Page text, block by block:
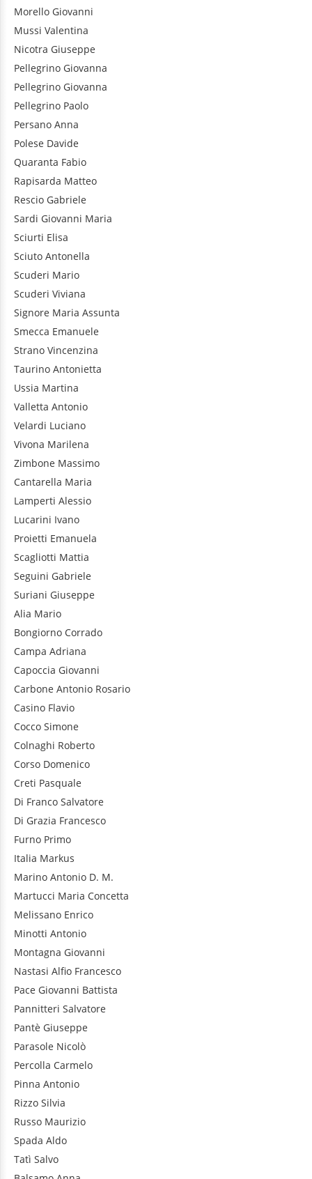
Morello Giovanni
Mussi Valentina
Nicotra Giuseppe
Pellegrino Giovanna
Pellegrino Giovanna
Pellegrino Paolo
Persano Anna
Polese Davide
Quaranta Fabio
Rapisarda Matteo
Rescio Gabriele
Sardi Giovanni Maria
Sciurti Elisa
Sciuto Antonella
Scuderi Mario
Scuderi Viviana
Signore Maria Assunta
Smecca Emanuele
Strano Vincenzina
Taurino Antonietta
Ussia Martina
Valletta Antonio
Velardi Luciano
Vivona Marilena
Zimbone Massimo
Cantarella Maria
Lamperti Alessio
Lucarini Ivano
Proietti Emanuela
Scagliotti Mattia
Seguini Gabriele
Suriani Giuseppe
Alia Mario
Bongiorno Corrado
Campa Adriana
Capoccia Giovanni
Carbone Antonio Rosario
Casino Flavio
Cocco Simone
Colnaghi Roberto
Corso Domenico
Creti Pasquale
Di Franco Salvatore
Di Grazia Francesco
Furno Primo
Italia Markus
Marino Antonio D. M.
Martucci Maria Concetta
Melissano Enrico
Minotti Antonio
Montagna Giovanni
Nastasi Alfio Francesco
Pace Giovanni Battista
Pannitteri Salvatore
Pantè Giuseppe
Parasole Nicolò
Percolla Carmelo
Pinna Antonio
Rizzo Silvia
Russo Maurizio
Spada Aldo
Tatì Salvo